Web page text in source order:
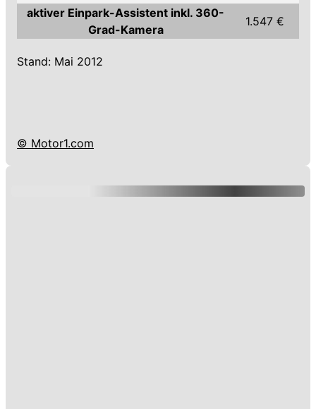
aktiver Einpark-Assistent inkl. 360-
Grad-Kamera
1.547 €
Stand: Mai 2012
© Motor1.com